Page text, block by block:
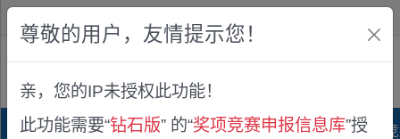
公众版
首页 科研项目库 项目指南库 奖项
尊敬的用户，友情提示您！
亲，您的IP未授权此功能！
此功能需要“钻石版” 的“奖项竞赛申报信息库”授